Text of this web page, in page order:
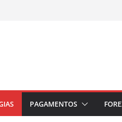
PAGAMENTOS